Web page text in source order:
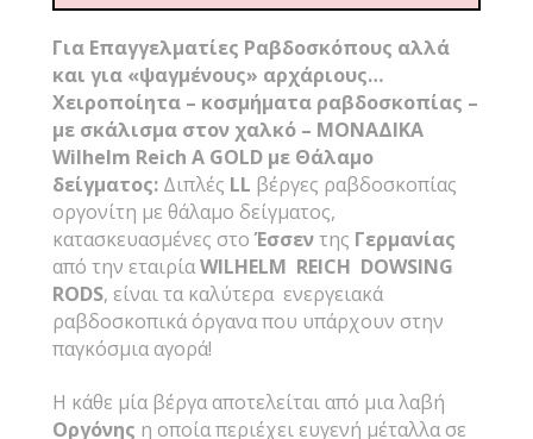
Για Επαγγελματίες Ραβδοσκόπους αλλά
και για «ψαγμένους» αρχάριους…
Χειροποίητα – κοσμήματα ραβδοσκοπίας –
με σκάλισμα στον χαλκό – ΜΟΝΑΔΙΚΑ
Wilhelm Reich Α GOLD με Θάλαμο
δείγματος: Διπλές LL βέργες ραβδοσκοπίας
οργονίτη με θάλαμο δείγματος,
κατασκευασμένες στοΈσσεντης Γερμανίας
από την εταιρίαWILHELM REICH DOWSING
RODS, είναι τα καλύτερα ενεργειακά
ραβδοσκοπικά όργανα που υπάρχουν στην
παγκόσμια αγορά!
Η κάθε μία βέργα αποτελείται από μια λαβή
Οργόνης η οποία περιέχει ευγενή μέταλλα σε